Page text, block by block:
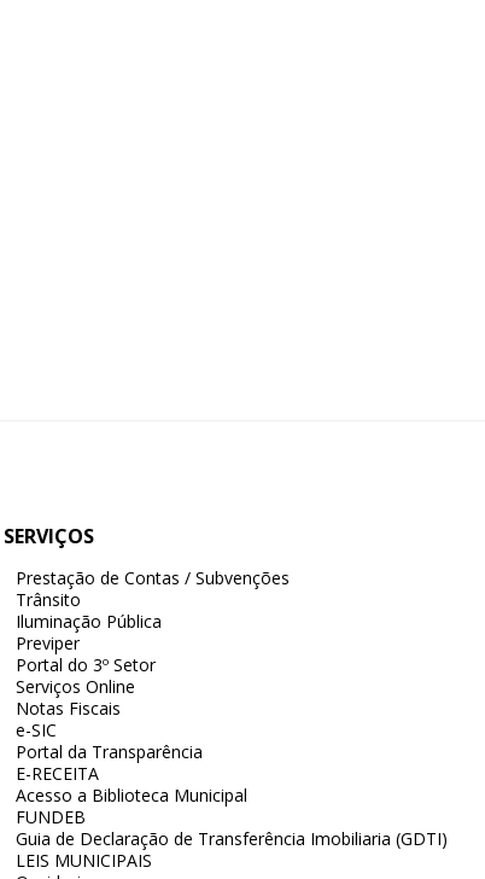
SERVIÇOS
Prestação de Contas / Subvenções
Trânsito
Iluminação Pública
Previper
Portal do 3º Setor
Serviços Online
Notas Fiscais
e-SIC
Portal da Transparência
E-RECEITA
Acesso a Biblioteca Municipal
FUNDEB
Guia de Declaração de Transferência Imobiliaria (GDTI)
LEIS MUNICIPAIS